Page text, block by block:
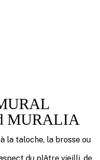
MURALIA
la taloche, la brosse ou